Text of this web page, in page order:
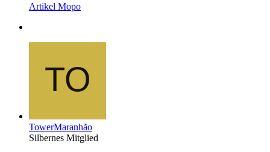
Artikel Mopo
TowerMaranhão
Silbernes Mitglied